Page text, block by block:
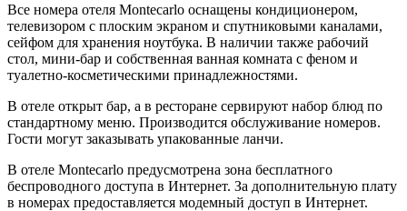
Все номера отеля Montecarlo оснащены кондиционером,
телевизором с плоским экраном и спутниковыми каналами,
сейфом для хранения ноутбука. В наличии также рабочий
стол, мини-бар и собственная ванная комната с феном и
туалетно-косметическими принадлежностями.
В отеле открыт бар, а в ресторане сервируют набор блюд по
стандартному меню. Производится обслуживание номеров.
Гости могут заказывать упакованные ланчи.
В отеле Montecarlo предусмотрена зона бесплатного
беспроводного доступа в Интернет. За дополнительную плату
в номерах предоставляется модемный доступ в Интернет.